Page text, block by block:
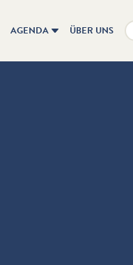
AGENDA ÜBER UNS